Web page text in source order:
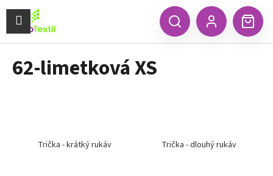
obsah
HledatPřihlášení
Menu
62-limetková XS
Trička - krátký rukáv Trička - dlouhý rukáv
K
š Zpět
Zpět
C